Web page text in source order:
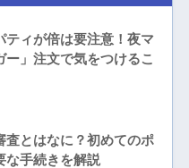
ティが倍は要注意！夜マ
ー」注文で気をつけるこ
査とはなに？初めてのポ
な手続きを解説